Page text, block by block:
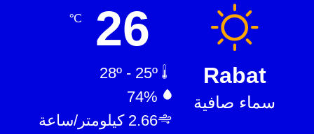
Rabat
سماء صافية
26
℃
74%
2.66 كيلومتر/ساعة